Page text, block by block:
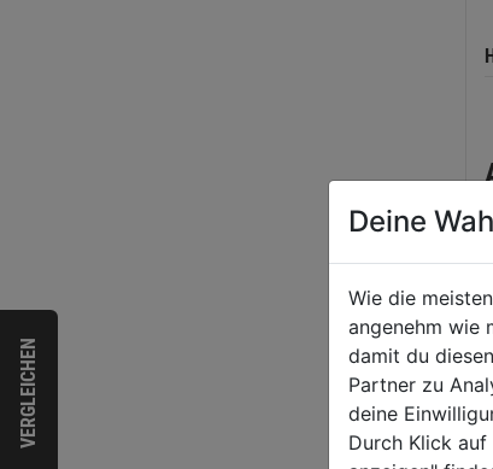
VERGLEICHEN
Deine
Wie die
angenehm wie
damit du
Partner zu
deine
Durch Klick